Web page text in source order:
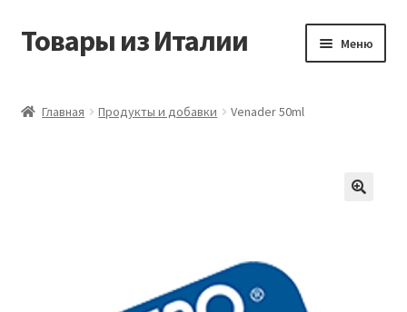
Перейти
Перейти
Товары из Италии Меню
Главная Продукты и добавки Venader 50ml